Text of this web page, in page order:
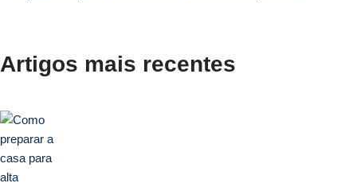
Artigos mais recentes